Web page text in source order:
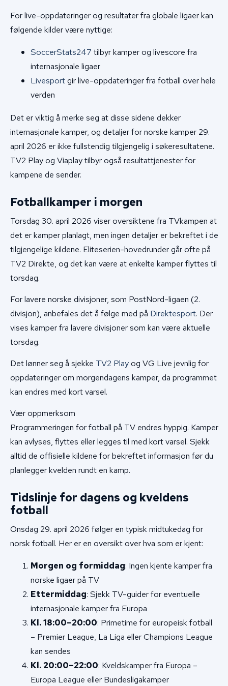
For live-oppdateringer og resultater fra globale ligaer kan
følgende kilder være nyttige:
SoccerStats247 tilbyr kamper og livescore fra
internasjonale ligaer
Livesportgir live-oppdateringer fra fotball over hele
verden
Det er viktig å merke seg at disse sidene dekker
internasjonale kamper, og detaljer for norske kamper 29.
april 2026 er ikke fullstendig tilgjengelig i søkeresultatene.
TV2 Play og Viaplay tilbyr også resultattjenester for
kampene de sender.
Fotballkamper i morgen
Torsdag 30. april 2026 viser oversiktene fra TVkampen at
det er kamper planlagt, men ingen detaljer er bekreftet i de
tilgjengelige kildene. Eliteserien-hovedrunder går ofte på
TV2 Direkte, og det kan være at enkelte kamper flyttes til
torsdag.
For lavere norske divisjoner, som PostNord-ligaen (2.
divisjon), anbefales det å følge med på Direktesport. Der
vises kamper fra lavere divisjoner som kan være aktuelle
torsdag.
Det lønner seg å sjekke TV2 Playog VG Live jevnlig for
oppdateringer om morgendagens kamper, da programmet
kan endres med kort varsel.
Vær oppmerksom
Programmeringen for fotball på TV endres hyppig. Kamper
kan avlyses, flyttes eller legges til med kort varsel. Sjekk
alltid de offisielle kildene for bekreftet informasjon før du
planlegger kvelden rundt en kamp.
Tidslinje for dagens og kveldens
fotball
Onsdag 29. april 2026 følger en typisk midtukedag for
norsk fotball. Her er en oversikt over hva som er kjent:
Morgen og formiddag: Ingen kjente kamper fra
norske ligaer på TV
Ettermiddag: Sjekk TV-guider for eventuelle
internasjonale kamper fra Europa
Kl. 18:00–20:00: Primetime for europeisk fotball
– Premier League, La Liga eller Champions League
kan sendes
Kl. 20:00–22:00: Kveldskamper fra Europa –
Europa League eller Bundesligakamper